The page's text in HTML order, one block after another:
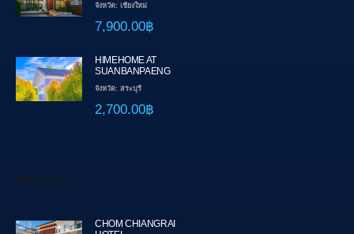
จังหวัด: เชียงใหม่
7,900.00฿
HIMEHOME AT
SUANBANPAENG
จังหวัด: สระบุรี
2,700.00฿
ที่พักแนะนำ
CHOM CHIANGRAI